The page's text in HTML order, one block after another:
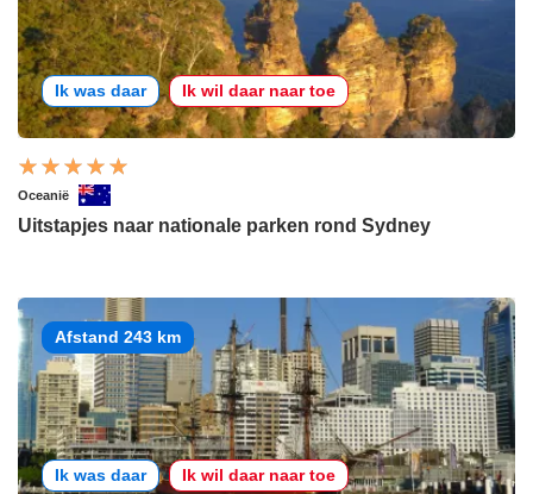
Ik was daar Ik wil daar naar toe
Oceanië
Uitstapjes naar nationale parken rond Sydney
Afstand 243 km
Ik was daar Ik wil daar naar toe